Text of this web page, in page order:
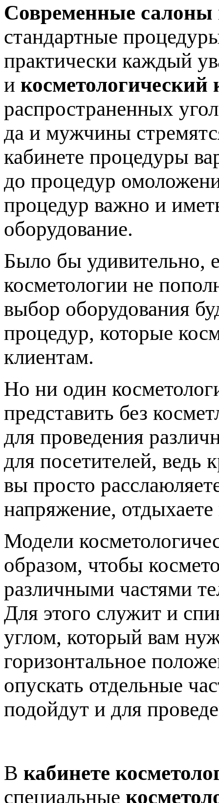
Современные салоны
стандартные
практически каждый
и косметологический
распространенных
да и мужчины
кабинете процедуры
до процедур
процедур важно и
оборудование.
Было бы удивительно,
косметологии не
выбор оборудования
процедур, которые
клиентам.
Но ни один
представить без
для проведения
для посетителей, ведь
вы просто
напряжение,
Модели
образом, чтобы
различными частями
Для этого служит и
углом, который вам
горизонтальное
опускать отдельные
подойдут и для
В кабинете
специальные